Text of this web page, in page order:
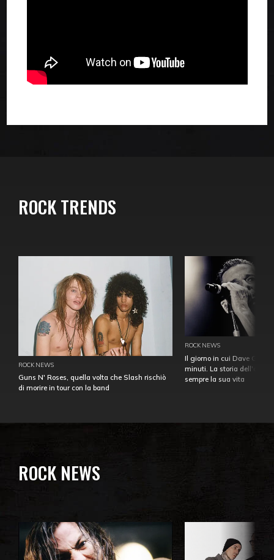
ROCK TRENDS
ROCK NEWS
Guns N' Roses, quella volta che Slash rischiò
di morire in tour con la band
ROCK NEWS
Il giorno in cui Dave
minuti. La storia
sempre la sua vita
ROCK NEWS